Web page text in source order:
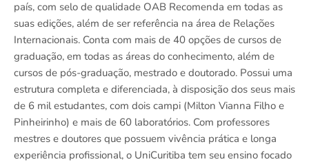
país, com selo de qualidade OAB Recomenda em todas as
suas edições, além de ser referência na área de Relações
Internacionais. Conta com mais de 40 opções de cursos de
graduação, em todas as áreas do conhecimento, além de
cursos de pós-graduação, mestrado e doutorado. Possui uma
estrutura completa e diferenciada, à disposição dos seus mais
de 6 mil estudantes, com dois campi (Milton Vianna Filho e
Pinheirinho) e mais de 60 laboratórios. Com professores
mestres e doutores que possuem vivência prática e longa
experiência profissional, o UniCuritiba tem seu ensino focado